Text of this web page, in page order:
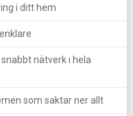
i ditt hem
nätverk i hela
som saktar ner allt